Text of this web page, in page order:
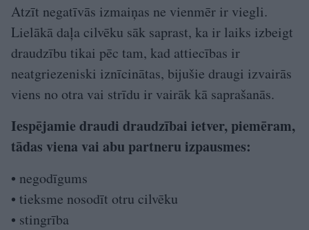
Atzīt negatīvās izmaiņas ne vienmēr ir viegli.
Lielākā daļa cilvēku sāk saprast, ka ir laiks izbeigt
draudzību tikai pēc tam, kad attiecības ir
neatgriezeniski iznīcinātas, bijušie draugi izvairās
viens no otra vai strīdu ir vairāk kā saprašanās.
Iespējamie draudi draudzībai ietver, piemēram,
tādas viena vai abu partneru izpausmes:
• negodīgums
• tieksme nosodīt otru cilvēku
• stingrība